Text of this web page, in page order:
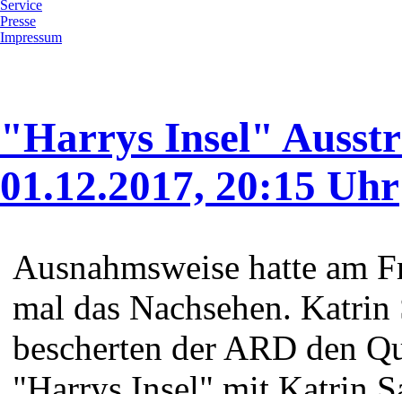
Service
Presse
Impressum
"Harrys Insel"
01.12.2017, 20:15 Uhr
Ausnahmsweise hatte am
mal das Nachsehen.
bescherten der ARD den